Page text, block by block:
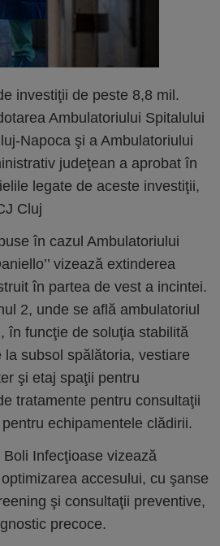
investiţii de peste 8,8 mil.
Ambulatoriului Spitalului
Napoca şi a Ambulatoriului
judeţean a aprobat în
legate de aceste investiţii,
Cluj
în cazul Ambulatoriului
vizează extinderea
în partea de vest a incintei.
2, unde se află ambulatoriul
în funcţie de soluţia stabilită
subsol spălătoria, vestiare
şi etaj spaţii pentru
tratamente pentru consultaţii
echipamentele clădirii.
Infecţioase vizează
accesului, cu şanse
şi consultaţii preventive,
precoce.